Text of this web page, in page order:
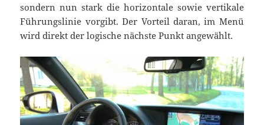
sondern nun stark die horizontale sowie vertikale
Führungslinie vorgibt. Der Vorteil daran, im Menü
wird direkt der logische nächste Punkt angewählt.